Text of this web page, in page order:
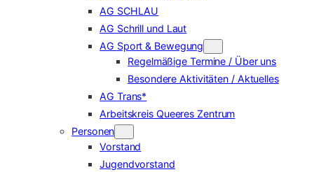
AG SCHLAU
AG Schrill und Laut
AG Sport & Bewegung
Regelmäßige Termine / Über uns
Besondere Aktivitäten / Aktuelles
AG Trans*
Arbeitskreis Queeres Zentrum
Personen
Vorstand
Jugendvorstand